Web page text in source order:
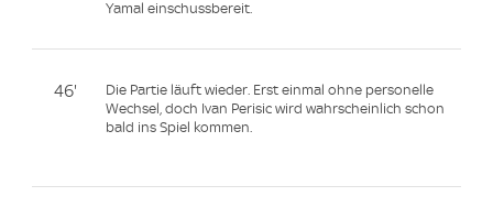
Yamal einschussbereit.
46'
Die Partie läuft wieder. Erst einmal ohne personelle
Wechsel, doch Ivan Perisic wird wahrscheinlich schon
bald ins Spiel kommen.